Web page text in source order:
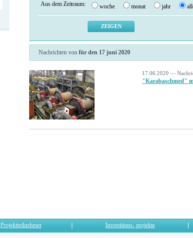
Aus dem Zeitraum: woche monat jahr
Nachrichten von für den 17 juni 2020
17.06.2020 —
"Karabaschmed"
Projektteilnehmer Investitions- projekte